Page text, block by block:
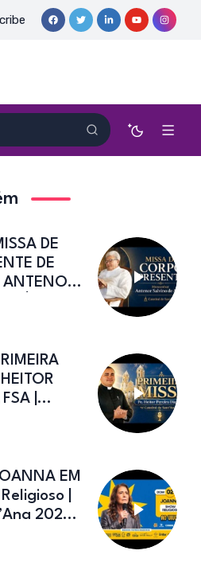
| Catedral de Sant’Ana | Caicó-RN
DE
DE
|
EM
|
2026 |